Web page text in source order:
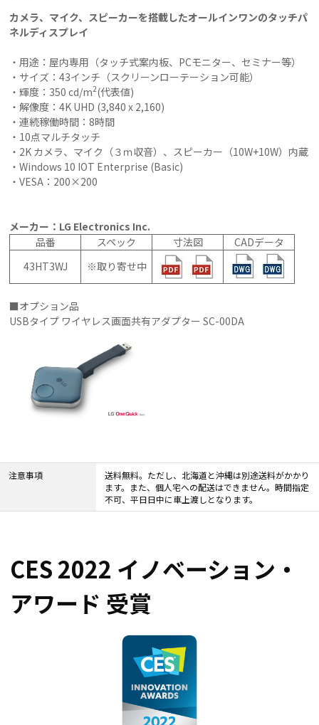
カメラ、マイク、スピーカーを搭載したオールインワンのタッチパ
ネルディスプレイ
・用途：屋内専用（タッチ式案内板、PCモニター、セミナー等）
・サイズ：43インチ（スクリーンローテーション可能）
・輝度：350 cd/m2(代表値)
・解像度：4K UHD (3,840 x 2,160)
・連続稼働時間：8時間
・10点マルチタッチ
・2K カメラ、マイク（３ｍ収音）、スピーカー（10W+10W）内蔵
・Windows 10 IOT Enterprise (Basic)
・VESA：200×200
メーカー：LG Electronics Inc.
品番
スペック 寸法図
CADデータ
43HT3WJ
※取り寄せ中
■オプション品
USBタイプ ワイヤレス画面共有アダプター SC-00DA
注意事項
送料無料。ただし、北海道と沖縄は別途送料がかかり
ます。また、個人宅への配送はできません。時間指定
不可、平日日中に車上渡しとなります。
CES 2022 イノベーション・
アワード 受賞